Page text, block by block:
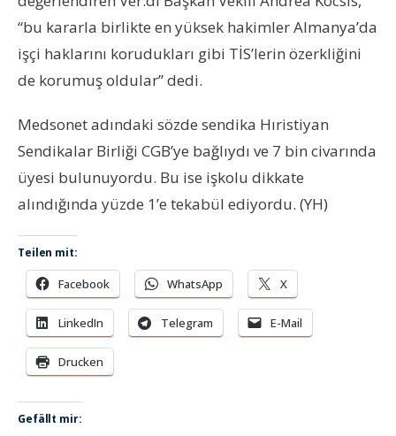
“bu kararla birlikte en yüksek hakimler Almanya’da
işçi haklarını korudukları gibi TİS’lerin özerkliğini
de korumuş oldular” dedi.
Medsonet adındaki sözde sendika Hıristiyan
Sendikalar Birliği CGB’ye bağlıydı ve 7 bin civarında
üyesi bulunuyordu. Bu ise işkolu dikkate
alındığında yüzde 1’e tekabül ediyordu. (YH)
Teilen mit:
Facebook WhatsApp X
LinkedIn Telegram E-Mail
Drucken
Gefällt mir: